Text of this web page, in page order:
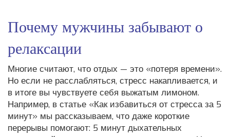
Почему мужчины забывают о
релаксации
Многие считают, что отдых — это «потеря времени».
Но если не расслабляться, стресс накапливается, и
в итоге вы чувствуете себя выжатым лимоном.
Например, в статье «Как избавиться от стресса за 5
минут» мы рассказываем, что даже короткие
перерывы помогают: 5 минут дыхательных